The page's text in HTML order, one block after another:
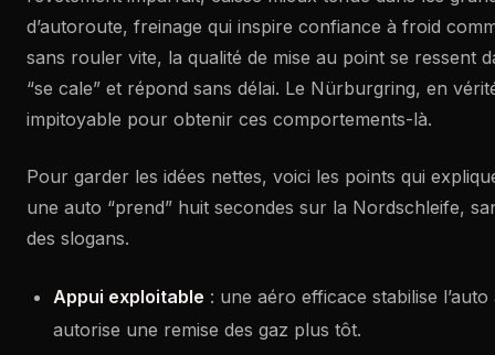
d’autoroute, freinage qui inspire confiance à froid
sans rouler vite, la qualité de mise au point se ressent
“se cale” et répond sans délai. Le Nürburgring, en
impitoyable pour obtenir ces comportements-là.
Pour garder les idées nettes, voici les points qui
une auto “prend” huit secondes sur la Nordschleife,
des slogans.
Appui exploitable : une aéro efficace stabilise
autorise une remise des gaz plus tôt.